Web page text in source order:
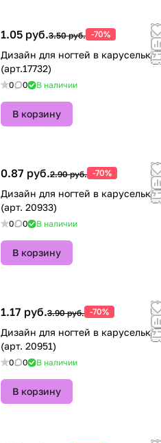
1.05 руб.3.50 руб. -70%
Дизайн для ногтей в карусельке
(арт.17732)
0 0 В наличии
В корзину
0.87 руб.2.90 руб. -70%
Дизайн для ногтей в карусельке
(арт. 20933)
0 0 В наличии
В корзину
1.17 руб.3.90 руб. -70%
Дизайн для ногтей в карусельке
(арт. 20951)
0 0 В наличии
В корзину